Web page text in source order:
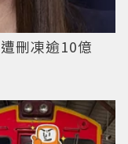
刪凍逾10億